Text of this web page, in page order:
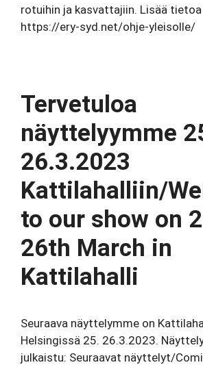
rotuihin ja kasvattajiin. Lisää
https://ery-syd.net/ohje-yleisolle/
Tervetuloa
näyttelyymme
26.3.2023
Kattilahalliin/
to our show on
26th March in
Kattilahalli
Seuraava näyttelymme on
Helsingissä 25. 26.3.2023.
julkaistu: Seuraavat näyttelyt/